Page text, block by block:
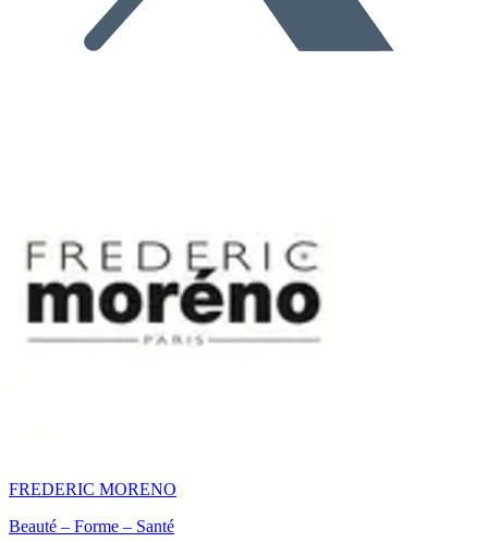
FREDERIC MORENO
Beauté – Forme – Santé